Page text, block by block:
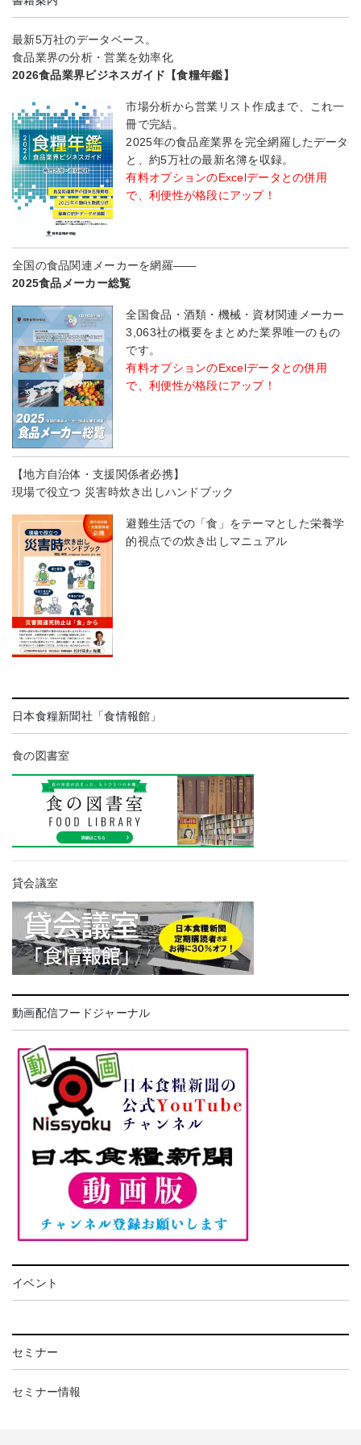
最新5万社のデータベース。
食品業界の分析・営業を効率化
2026食品業界ビジネスガイド【食糧年鑑】
市場分析から営業リスト作成まで、これ一
冊で完結。
2025年の食品産業界を完全網羅したデータ
と、約5万社の最新名簿を収録。
有料オプションのExcelデータとの併用
で、利便性が格段にアップ！
全国の食品関連メーカーを網羅――
2025食品メーカー総覧
全国食品・酒類・機械・資材関連メーカー
3,063社の概要をまとめた業界唯一のもの
です。
有料オプションのExcelデータとの併用
で、利便性が格段にアップ！
【地方自治体・支援関係者必携】
現場で役立つ 災害時炊き出しハンドブック
避難生活での「食」をテーマとした栄養学
的視点での炊き出しマニュアル
日本食糧新聞社「食情報館」
食の図書室
貸会議室
動画配信フードジャーナル
イベント
セミナー
セミナー情報